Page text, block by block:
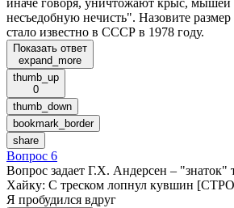
иначе говоря, уничтожают крыс,
несъедобную нечисть". Назовите
стало известно в СССР в 1978 году.
Показать ответ
expand_more
thumb_up
0
thumb_down
bookmark_border
share
Вопрос 6
Вопрос задает Г.Х. Андерсен – "знаток"
Хайку: С треском лопнул кувшин
Я пробудился вдруг